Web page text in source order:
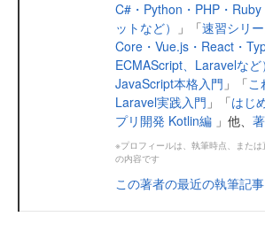
C#・Python・PHP・
ットなど）
」「速習シリ
Core・Vue.js・React・
ECMAScript、Laravelなど）
JavaScript本格入門 」「こ
Laravel実践入門 」「はじ
プリ開発 Kotlin編 」他、
※プロフィールは、執筆時点、また
の内容です
この著者の最近の執筆記事